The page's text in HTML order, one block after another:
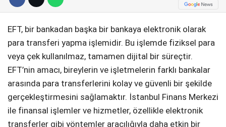
Telegram
EFT, bir bankadan başka bir bankaya elektronik olarak
para transferi yapma işlemidir. Bu işlemde fiziksel para
veya çek kullanılmaz, tamamen dijital bir süreçtir.
EFT’nin amacı, bireylerin ve işletmelerin farklı bankalar
arasında para transferlerini kolay ve güvenli bir şekilde
gerçekleştirmesini sağlamaktır. İstanbul Finans Merkezi
ile finansal işlemler ve hizmetler, özellikle elektronik
transferler gibi yöntemler aracılığıyla daha etkin bir